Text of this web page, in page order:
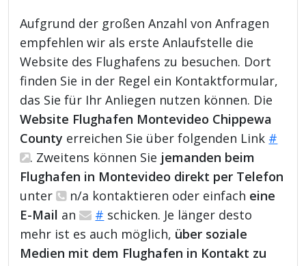
Aufgrund der großen Anzahl von Anfragen
empfehlen wir als erste Anlaufstelle die
Website des Flughafens zu besuchen. Dort
finden Sie in der Regel ein Kontaktformular,
das Sie für Ihr Anliegen nutzen können. Die
Website Flughafen Montevideo Chippewa
County erreichen Sie über folgenden Link #
. Zweitens können Sie jemanden beim
Flughafen in Montevideo direkt per Telefon
unter
n/a kontaktieren oder einfach eine
E-Mail an # schicken. Je länger desto
mehr ist es auch möglich, über soziale
Medien mit dem Flughafen in Kontakt zu